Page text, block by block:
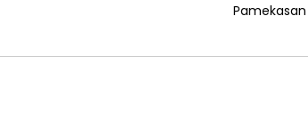
Pamekasan